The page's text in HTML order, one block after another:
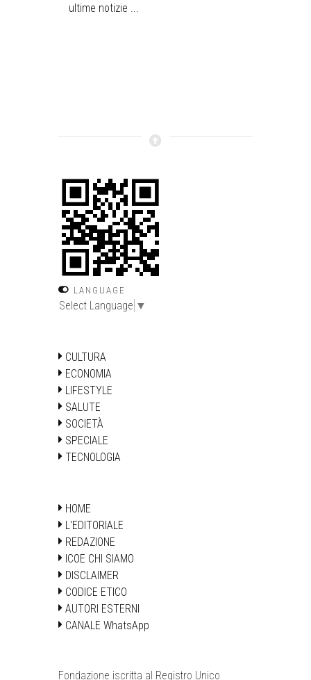
ultime notizie ...
LANGUAGE
Select Language ▼
CULTURA
ECONOMIA
LIFESTYLE
SALUTE
SOCIETÀ
SPECIALE
TECNOLOGIA
HOME
L'EDITORIALE
REDAZIONE
ICOE CHI SIAMO
DISCLAIMER
CODICE ETICO
AUTORI ESTERNI
CANALE WhatsApp
Fondazione iscritta al Registro Unico